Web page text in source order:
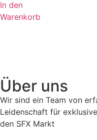
In den
Warenkorb
Über uns
Wir sind ein Team von
Leidenschaft für
den SFX Markt